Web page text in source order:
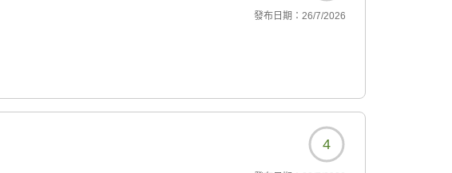
發布日期： 26/7/2026
4